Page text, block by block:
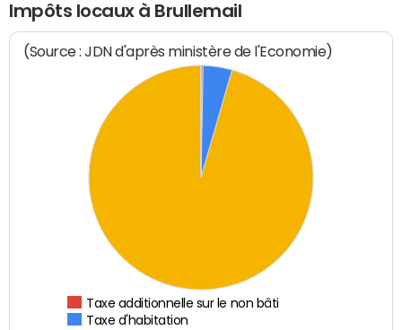
Impôts locaux à Brullemail
(Source : JDN d'après ministère de l'Economie)
Taxe additionnelle sur le non bâti
Taxe d'habitation